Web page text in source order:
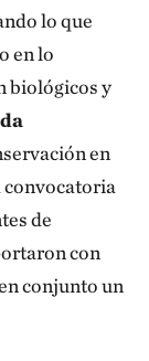
lo que
en lo
biológicos y
en
convocatoria
de
con
conjunto un